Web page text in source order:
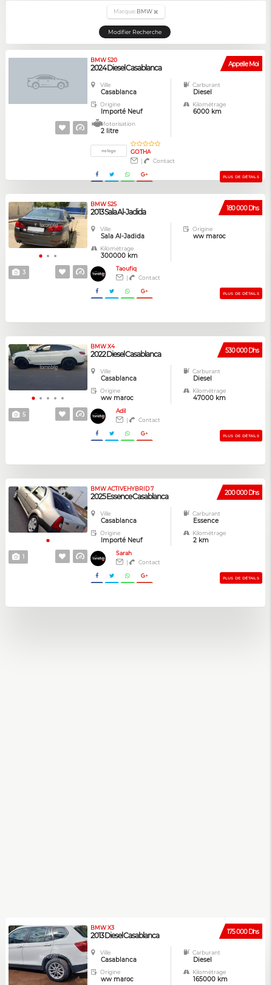
Marque:BMW
Modifier Recherche
Appelle Moi
BMW 520
2024 Diesel Casablanca
Ville
Casablanca
Carburant
Diesel
Origine
Importé Neuf
Kilométrage
6000 km
Motorisation
2 litre
GOTHA
|
Contact
PLUS DE DÉTAILS
3
180 000 Dhs
BMW 525
2013 Sala Al-Jadida
Ville
Sala Al-Jadida
Origine
ww maroc
Kilométrage
300000 km
Taoufiq
|
Contact
PLUS DE DÉTAILS
5
530 000 Dhs
BMW X4
2022 Diesel Casablanca
Ville
Casablanca
Carburant
Diesel
Origine
ww maroc
Kilométrage
47000 km
Adil
|
Contact
PLUS DE DÉTAILS
1
200 000 Dhs
BMW ACTIVEHYBRID 7
2025 Essence Casablanca
Ville
Casablanca
Carburant
Essence
Origine
Importé Neuf
Kilométrage
2 km
Sarah
|
Contact
PLUS DE DÉTAILS
175 000 Dhs
BMW X3
2013 Diesel Casablanca
Ville
Casablanca
Carburant
Diesel
Origine
ww maroc
Kilométrage
165000 km